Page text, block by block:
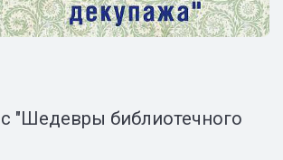
"Шедевры библиотечного